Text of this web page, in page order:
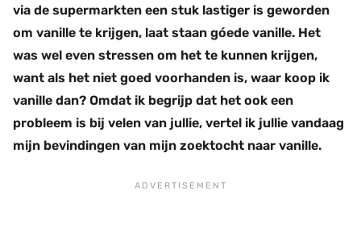
via de supermarkten een stuk lastiger is geworden
om vanille te krijgen, laat staan góede vanille. Het
was wel even stressen om het te kunnen krijgen,
want als het niet goed voorhanden is, waar koop ik
vanille dan? Omdat ik begrijp dat het ook een
probleem is bij velen van jullie, vertel ik jullie vandaag
mijn bevindingen van mijn zoektocht naar vanille.